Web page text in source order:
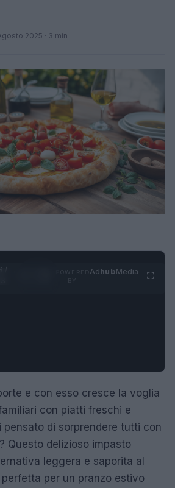
2025 · 3 min
/
AdhubMedia
e con esso cresce la voglia
con piatti freschi e
pensato di sorprendere tutti con
Questo delizioso impasto
leggera e saporita al
per un pranzo estivo